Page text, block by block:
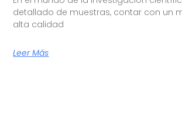
detallado de muestras, contar con un
alta calidad
Leer Más